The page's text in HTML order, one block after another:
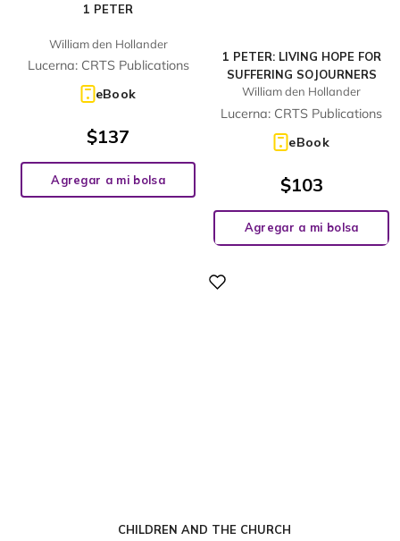
1 PETER
William den Hollander
Lucerna: CRTS Publications
eBook
$137
Agregar a mi bolsa
1 PETER: LIVING HOPE FOR
SUFFERING SOJOURNERS
William den Hollander
Lucerna: CRTS Publications
eBook
$103
Agregar a mi bolsa
CHILDREN AND THE CHURCH